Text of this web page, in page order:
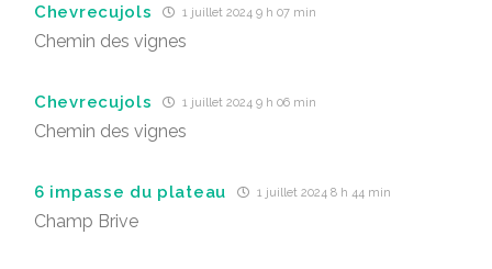
Chevrecujols 1 juillet 2024 9 h 07 min
Chemin des vignes
Chevrecujols 1 juillet 2024 9 h 06 min
Chemin des vignes
6 impasse du plateau 1 juillet 2024 8 h 44 min
Champ Brive